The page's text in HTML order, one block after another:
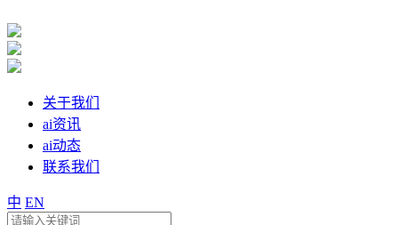
关于我们
ai资讯
ai动态
联系我们
中 EN